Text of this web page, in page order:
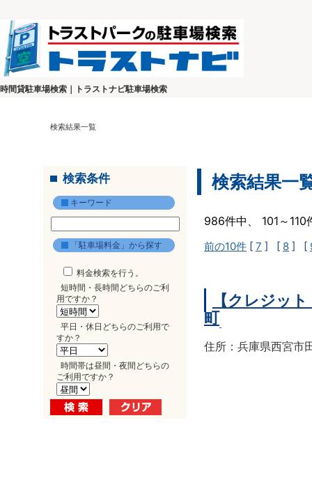
時間貸駐車場検索｜トラストナビ駐車場検索
検索結果一覧
検索条件
キーワード
「駐車場料金」から探す
料金検索を行う。
短時間・長時間どちらのご利
用ですか？
平日・休日どちらのご利用で
すか？
時間帯は昼間・夜間どちらの
ご利用ですか？
検索結果一
986件中、 101～
前の10件 [ 7 ] [ 8 ] [
【クレジッ
町
住所：兵庫県西宮市